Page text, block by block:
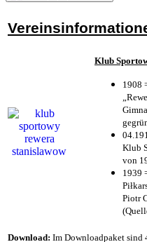
Klub
1908
Klub
von
1939
Piotr
Download: Im Downloadpaket sind